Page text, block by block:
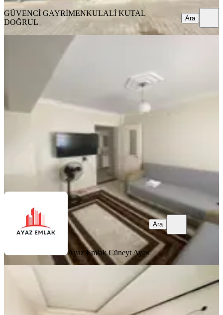
GÜVENCİ GAYRİMENKULALİ KUTAL
DOĞRUL
Ara
Zafer Mahallesi Satılık 4+1 Ters
Dublex
Bergama, Zafer Mahallesi
Cüneyt Ayas
Ayaz EmlakCüneyt Ayas
Ara
Mega Gayrimenkulden Atatürk
Mahallesinde Satılık 2+1 Sıfır Daire
Bergama, Atatürk Mahallesi